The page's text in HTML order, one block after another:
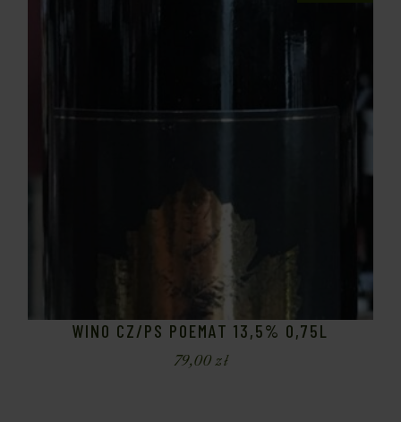
WINO CZ/PS POEMAT 13,5% 0,75L
79,00zł